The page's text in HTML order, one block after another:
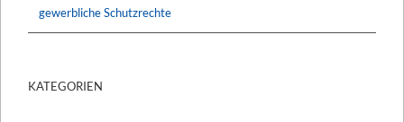
gewerbliche Schutzrechte
KATEGORIEN